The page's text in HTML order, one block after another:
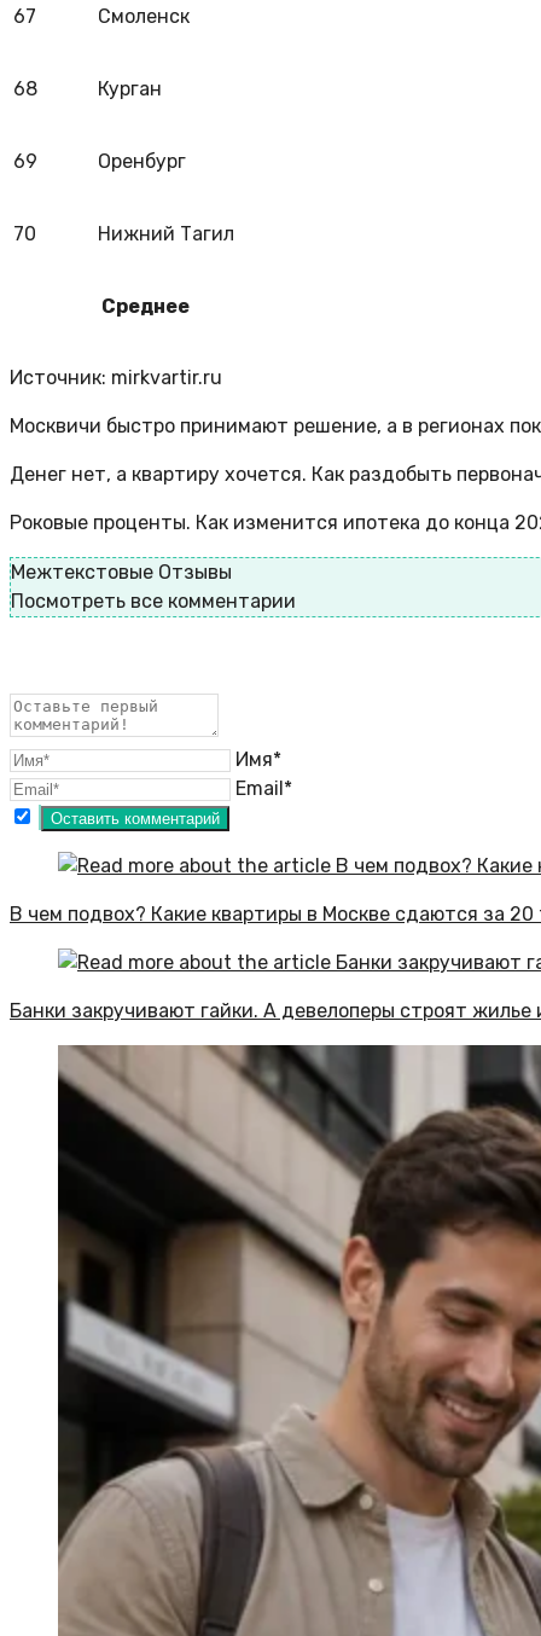
67 Смоленск
68 Курган
69 Оренбург
70 Нижний Тагил
Среднее
Источник: mirkvartir.ru
Москвичи быстро принимают решение, а в регионах
Денег нет, а квартиру хочется. Как раздобыть
Роковые проценты. Как изменится ипотека до конца
Межтекстовые Отзывы
Посмотреть все комментарии
Имя*
Email*
В чем подвох? Какие квартиры в Москве сдаются за
Банки закручивают гайки. А девелоперы строят